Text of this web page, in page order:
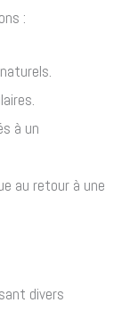
:
à un
au retour à une
divers